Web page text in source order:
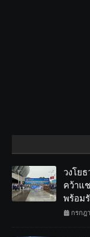
วงโย
คว้าแ
พร้อม
กรกฎ